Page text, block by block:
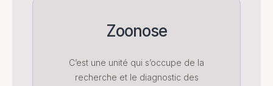
Zoonose
C’est une unité qui s’occupe de la
recherche et le diagnostic des